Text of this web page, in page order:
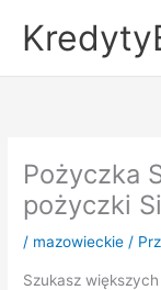
Pożyczka
pożyczki
/ mazowieckie /
Szukasz